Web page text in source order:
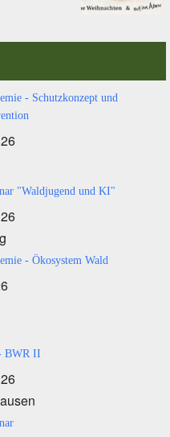
- Schutzkonzept und
"Waldjugend und KI"
- Ökosystem Wald
BWR II